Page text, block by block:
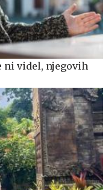
ni videl, njegovih